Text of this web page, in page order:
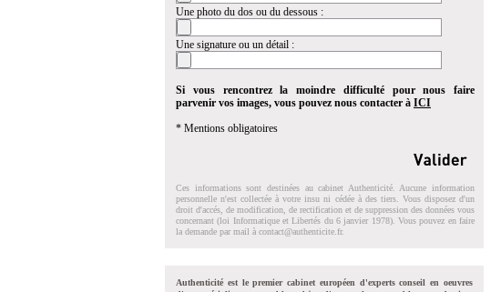
Une photo du dos ou du dessous :
Une signature ou un détail :
Si vous rencontrez la moindre difficulté pour nous faire
parvenir vos images, vous pouvez nous contacter à ICI
* Mentions obligatoires
Ces informations sont destinées au cabinet Authenticité. Aucune information
personnelle n'est collectée à votre insu ni cédée à des tiers. Vous disposez d'un
droit d'accés, de modification, de rectification et de suppression des données vous
concernant (loi Informatique et Libertés du 6 janvier 1978). Vous pouvez en faire
la demande par mail à contact@authenticite.fr.
Authenticité est le premier cabinet européen d'experts conseil en oeuvres